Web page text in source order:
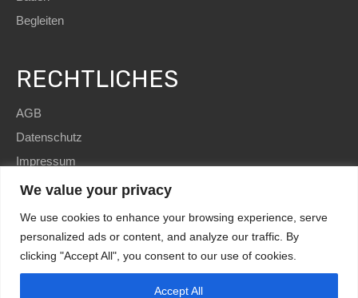
We value your privacy
We use cookies to enhance your browsing experience, serve
personalized ads or content, and analyze our traffic. By
clicking "Accept All", you consent to our use of cookies.
Accept All
Begleiten
RECHTLICHES
AGB
Datenschutz
Impressum
SEOand Website byimmoWebdesign| Copyright © 2022